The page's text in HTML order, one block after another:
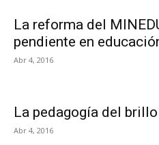
La reforma del
pendiente en
Abr 4, 2016
La pedagogía del
Abr 4, 2016